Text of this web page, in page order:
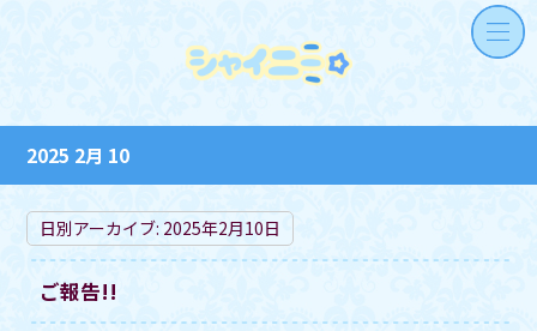
2025 2月 10
日別アーカイブ: 2025年2月10日
ご報告!!